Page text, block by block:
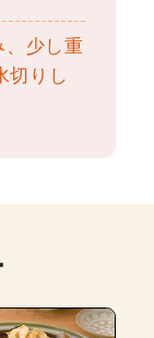
、少し重
切りし